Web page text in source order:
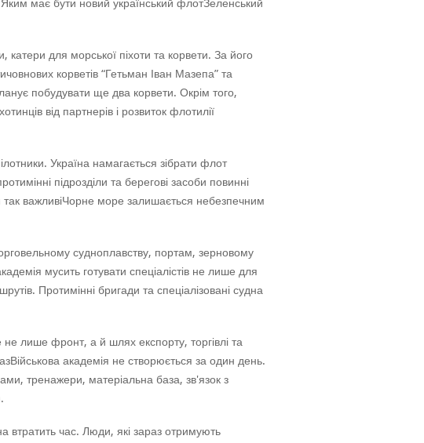
Яким має бути новий український флотЗеленський
катери для морської піхоти та корвети. За його
корветів “Гетьман Іван Мазепа” та
побудувати ще два корвети. Окрім того,
від партнерів і розвиток флотилії
Україна намагається зібрати флот
підрозділи та берегові засоби повинні
важливіЧорне море залишається небезпечним
судноплавству, портам, зерновому
мусить готувати спеціалістів не лише для
Протимінні бригади та спеціалізовані судна
лише фронт, а й шлях експорту, торгівлі та
академія не створюється за один день.
тренажери, матеріальна база, зв'язок з
втратить час. Люди, які зараз отримують